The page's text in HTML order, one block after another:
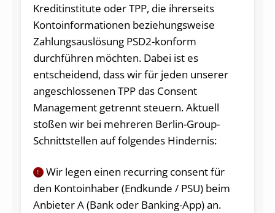
Kreditinstitute oder TPP, die ihrerseits
Kontoinformationen beziehungsweise
Zahlungsauslösung PSD2-konform
durchführen möchten. Dabei ist es
entscheidend, dass wir für jeden unserer
angeschlossenen TPP das Consent
Management getrennt steuern. Aktuell
stoßen wir bei mehreren Berlin-Group-
Schnittstellen auf folgendes Hindernis:
1.
Wir legen einen recurring consent für
den Kontoinhaber (Endkunde / PSU) beim
Anbieter A (Bank oder Banking-App) an.